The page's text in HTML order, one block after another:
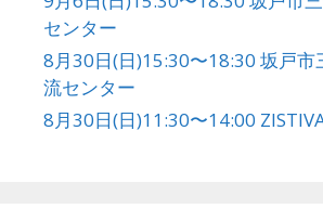
センター
8月30日(日)15:30〜18:30 坂戸市
流センター
8月30日(日)11:30〜14:00